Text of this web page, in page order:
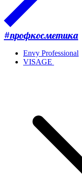
#профкосметика
Envy Professional
VISAGE